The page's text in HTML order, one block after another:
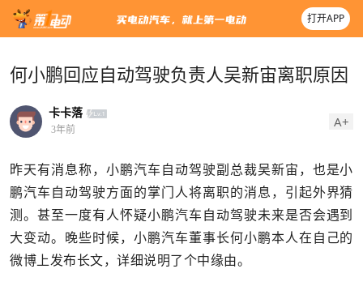
打开APP
何小鹏回应自动驾驶负责人吴新宙离职原因
卡卡落
3年前 A+
昨天有消息称，小鹏汽车自动驾驶副总裁吴新宙，也是小
鹏汽车自动驾驶方面的掌门人将离职的消息，引起外界猜
测。甚至一度有人怀疑小鹏汽车自动驾驶未来是否会遇到
大变动。晚些时候，小鹏汽车董事长何小鹏本人在自己的
微博上发布长文，详细说明了个中缘由。